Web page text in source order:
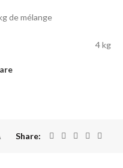
de mélange
4 kg
Share